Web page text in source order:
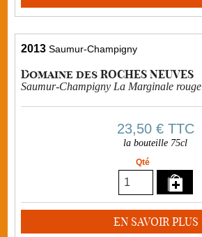
2013 Saumur-Champigny
Domaine des ROCHES NEUVES
Saumur-Champigny La Marginale rouge
23,50 €TTC
la bouteille 75cl
Qté
EN SAVOIR PLUS